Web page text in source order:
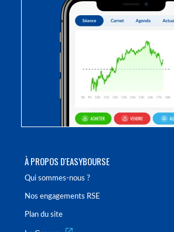
À PROPOS D'EASYBOURSE
Qui sommes-nous ?
Nos engagements RSE
Plan du site